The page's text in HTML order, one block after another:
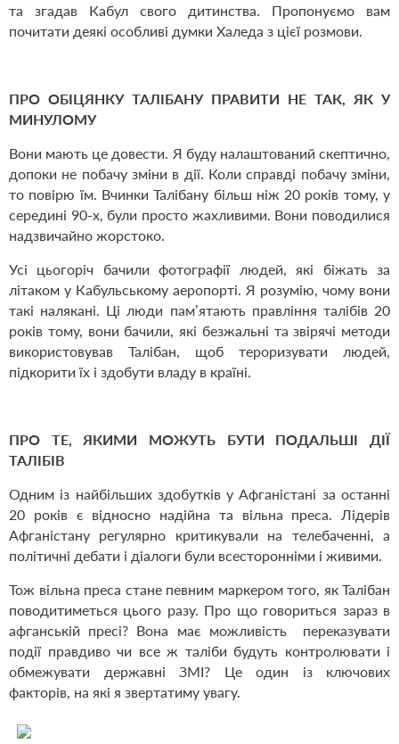
та згадав Кабул свого дитинства. Пропонуємо вам
почитати деякі особливі думки Халеда з цієї розмови.
ПРО ОБІЦЯНКУ ТАЛІБАНУ ПРАВИТИ НЕ ТАК, ЯК У
МИНУЛОМУ
Вони мають це довести. Я буду налаштований скептично,
допоки не побачу зміни в дії. Коли справді побачу зміни,
то повірю їм. Вчинки Талібану більш ніж 20 років тому, у
середині 90-х, були просто жахливими. Вони поводилися
надзвичайно жорстоко.
Усі цьогоріч бачили фотографії людей, які біжать за
літаком у Кабульському аеропорті. Я розумію, чому вони
такі налякані. Ці люди пам’ятають правління талібів 20
років тому, вони бачили, які безжальні та звірячі методи
використовував Талібан, щоб тероризувати людей,
підкорити їх і здобути владу в країні.
ПРО ТЕ, ЯКИМИ МОЖУТЬ БУТИ ПОДАЛЬШІ ДІЇ
ТАЛІБІВ
Одним із найбільших здобутків у Афганістані за останні
20 років є відносно надійна та вільна преса. Лідерів
Афганістану регулярно критикували на телебаченні, а
політичні дебати і діалоги були всесторонніми і живими.
Тож вільна преса стане певним маркером того, як Талібан
поводитиметься цього разу. Про що говориться зараз в
афганській пресі? Вона має можливість
переказувати
події правдиво чи все ж таліби будуть контролювати і
обмежувати державні ЗМІ? Це один із ключових
факторів, на які я звертатиму увагу.